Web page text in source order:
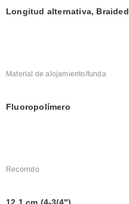
Longitud alternativa, Braided
Material de alojamiento/funda
Fluoropolímero
Recorrido